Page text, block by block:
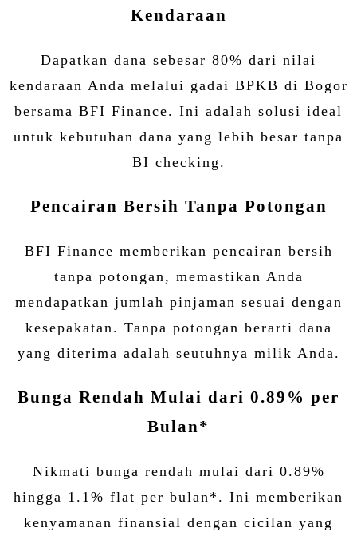
Kendaraan
Dapatkan dana sebesar 80% dari nilai
kendaraan Anda melalui gadai BPKB di Bogor
bersama BFI Finance. Ini adalah solusi ideal
untuk kebutuhan dana yang lebih besar tanpa
BI checking.
Pencairan Bersih Tanpa Potongan
BFI Finance memberikan pencairan bersih
tanpa potongan, memastikan Anda
mendapatkan jumlah pinjaman sesuai dengan
kesepakatan. Tanpa potongan berarti dana
yang diterima adalah seutuhnya milik Anda.
Bunga Rendah Mulai dari 0.89% per
Bulan*
Nikmati bunga rendah mulai dari 0.89%
hingga 1.1% flat per bulan*. Ini memberikan
kenyamanan finansial dengan cicilan yang